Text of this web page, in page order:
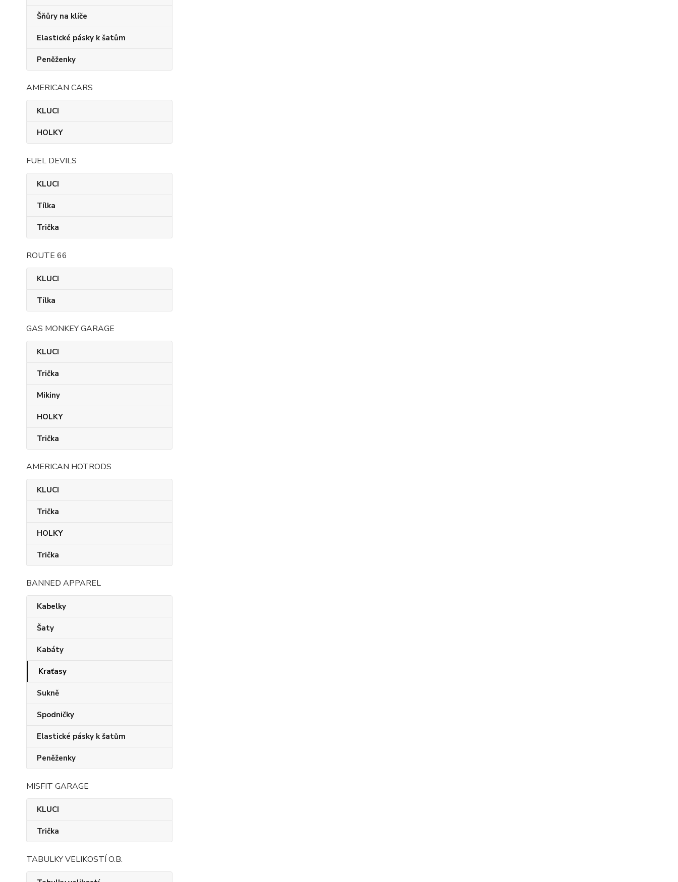
Šňůry na klíče
Elastické pásky k šatům
Peněženky
AMERICAN CARS
KLUCI
HOLKY
FUEL DEVILS
KLUCI
Tílka
Trička
ROUTE 66
KLUCI
Tílka
GAS MONKEY GARAGE
KLUCI
Trička
Mikiny
HOLKY
Trička
AMERICAN HOTRODS
KLUCI
Trička
HOLKY
Trička
BANNED APPAREL
Kabelky
Šaty
Kabáty
Kraťasy
Sukně
Spodničky
Elastické pásky k šatům
Peněženky
MISFIT GARAGE
KLUCI
Trička
TABULKY VELIKOSTÍ O.B.